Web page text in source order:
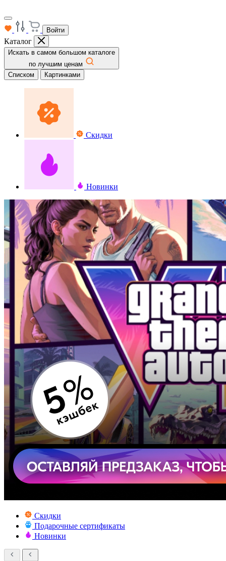
Войти
Каталог
Искать в самом большом каталоге
по лучшим ценам
Списком
Картинками
Скидки
Новинки
Скидки
Подарочные сертификаты
Новинки